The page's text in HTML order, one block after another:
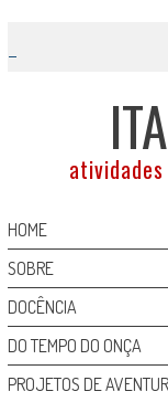
content
HOME
SOBRE
DOCÊNCIA
DO TEMPO DO ONÇA
PROJETOS DE